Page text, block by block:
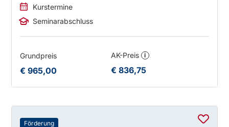
Kurstermine
Seminarabschluss
Grundpreis
€ 965,00
AK-Preis i
€ 836,75
Förderung